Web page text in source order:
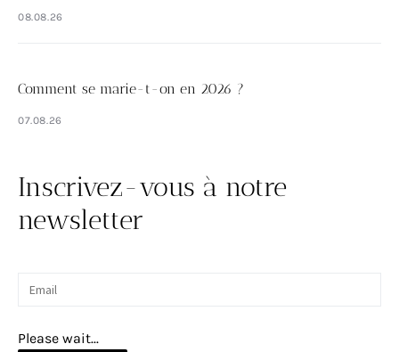
08.08.26
Comment se marie-t-on en 2026 ?
07.08.26
Inscrivez-vous à notre
newsletter
Please wait...